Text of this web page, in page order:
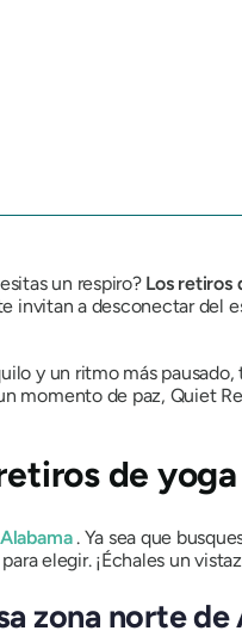
un respiro? Los retiros
invitan a desconectar
y un ritmo más
momento de paz, Quiet
de
. Ya sea que
elegir. ¡Échales un
zona norte de